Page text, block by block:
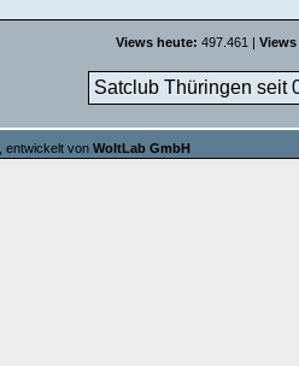
Views heute: 497.461 |
Satclub Thüringen seit
, entwickelt von WoltLab GmbH